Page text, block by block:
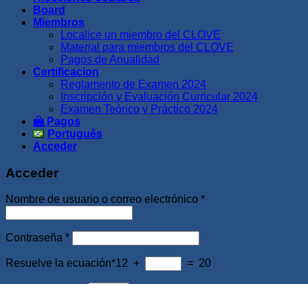
Board
Miembros
Localice un miembro del CLOVE
Material para miembros del CLOVE
Pagos de Anualidad
Certificacion
Reglamento de Examen 2024
Inscripción y Evaluación Curricular 2024
Examen Teórico y Práctico 2024
Pagos
Português
Acceder
Acceder
Nombre de usuario o correo electrónico *Obligatorio
Contraseña *Obligatorio
Resuelve la ecuación*12 + = 20